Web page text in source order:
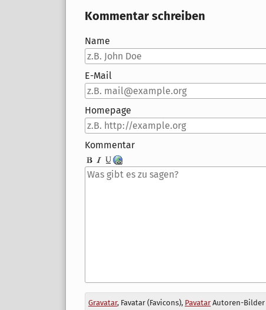
Kommentar schreiben
Name
E-Mail
Homepage
Kommentar
Antwort
Gravatar, Favatar (Favicons), PavatarAutoren-Bilder